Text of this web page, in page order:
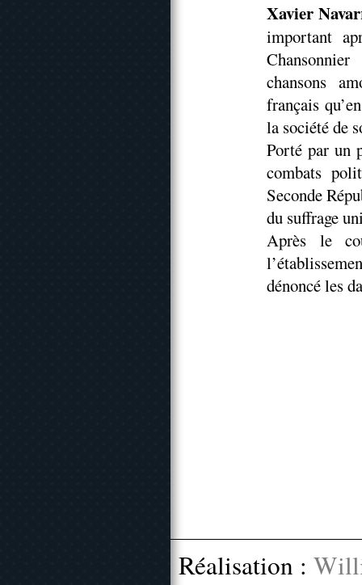
Xavier
important
chansons
français
la société de
Porté par un
combats
Seconde
du suffrage
Après le
dénoncé les
Réalisation :